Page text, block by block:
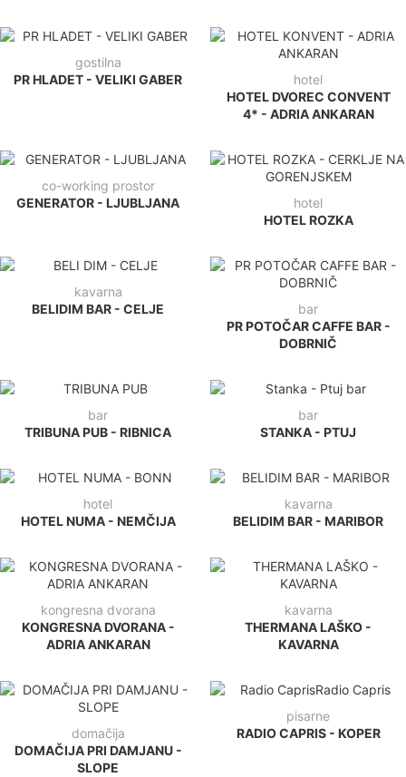
gostilna
PR HLADET - VELIKI GABER
hotel
HOTEL DVOREC CONVENT
4* - ADRIA ANKARAN
co-working prostor
GENERATOR - LJUBLJANA
hotel
HOTEL ROZKA
kavarna
BELIDIM BAR - CELJE
bar
PR POTOČAR CAFFE BAR -
DOBRNIČ
bar
TRIBUNA PUB - RIBNICA
bar
STANKA - PTUJ
hotel
HOTEL NUMA - NEMČIJA
kavarna
BELIDIM BAR - MARIBOR
kongresna dvorana
KONGRESNA DVORANA -
ADRIA ANKARAN
kavarna
THERMANA LAŠKO -
KAVARNA
domačija
DOMAČIJA PRI DAMJANU -
SLOPE
pisarne
RADIO CAPRIS - KOPER